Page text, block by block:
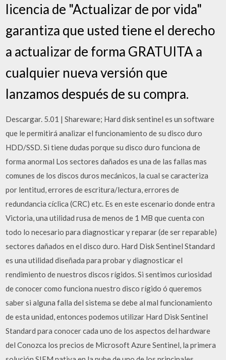
licencia de "Actualizar de por vida"
garantiza que usted tiene el derecho
a actualizar de forma GRATUITA a
cualquier nueva versión que
lanzamos después de su compra.
Descargar. 5.01 | Shareware; Hard disk sentinel es un software
que le permitirá analizar el funcionamiento de su disco duro
HDD/SSD. Si tiene dudas porque su disco duro funciona de
forma anormal Los sectores dañados es una de las fallas mas
comunes de los discos duros mecánicos, la cual se caracteriza
por lentitud, errores de escritura/lectura, errores de
redundancia cíclica (CRC) etc. Es en este escenario donde entra
Victoria, una utilidad rusa de menos de 1 MB que cuenta con
todo lo necesario para diagnosticar y reparar (de ser reparable)
sectores dañados en el disco duro. Hard Disk Sentinel Standard
es una utilidad diseñada para probar y diagnosticar el
rendimiento de nuestros discos rígidos. Si sentimos curiosidad
de conocer como funciona nuestro disco rígido ó queremos
saber si alguna falla del sistema se debe al mal funcionamiento
de esta unidad, entonces podemos utilizar Hard Disk Sentinel
Standard para conocer cada uno de los aspectos del hardware
del Conozca los precios de Microsoft Azure Sentinel, la primera